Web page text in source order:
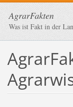
AgrarFakten
Was ist Fakt in der